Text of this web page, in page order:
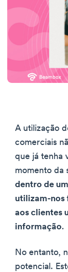
A utilização
comerciais
que já tenha
momento da
dentro de
utilizam-nos
aos clientes
informação.
No entanto,
potencial.